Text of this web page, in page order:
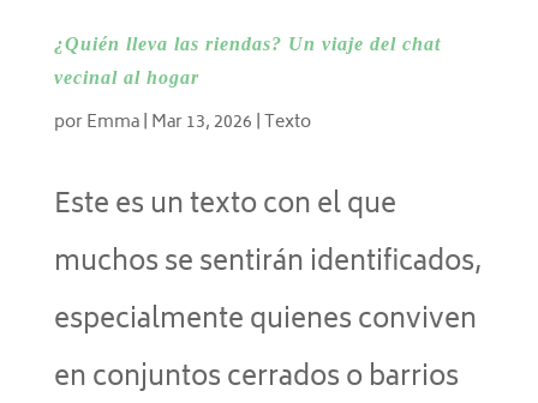
¿Quién lleva las riendas? Un viaje del chat
vecinal al hogar
porEmma| Mar 13, 2026 |Texto
Este es un texto con el que
muchos se sentirán identificados,
especialmente quienes conviven
en conjuntos cerrados o barrios